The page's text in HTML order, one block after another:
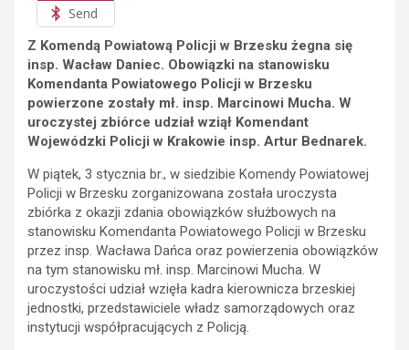
Send
Z Komendą Powiatową Policji w Brzesku żegna się
insp. Wacław Daniec. Obowiązki na stanowisku
Komendanta Powiatowego Policji w Brzesku
powierzone zostały mł. insp. Marcinowi Mucha. W
uroczystej zbiórce udział wziął Komendant
Wojewódzki Policji w Krakowie insp. Artur Bednarek.
W piątek, 3 stycznia br., w siedzibie Komendy Powiatowej
Policji w Brzesku zorganizowana została uroczysta
zbiórka z okazji zdania obowiązków służbowych na
stanowisku Komendanta Powiatowego Policji w Brzesku
przez insp. Wacława Dańca oraz powierzenia obowiązków
na tym stanowisku mł. insp. Marcinowi Mucha. W
uroczystości udział wzięła kadra kierownicza brzeskiej
jednostki, przedstawiciele władz samorządowych oraz
instytucji współpracujących z Policją.